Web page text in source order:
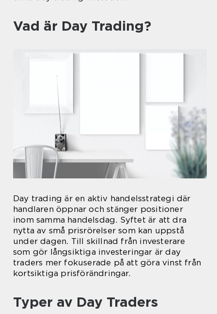
Vad är Day Trading?
Day trading är en aktiv handelsstrategi där
handlaren öppnar och stänger positioner
inom samma handelsdag. Syftet är att dra
nytta av små prisrörelser som kan uppstå
under dagen. Till skillnad från investerare
som gör långsiktiga investeringar är day
traders mer fokuserade på att göra vinst från
kortsiktiga prisförändringar.
Typer av Day Traders